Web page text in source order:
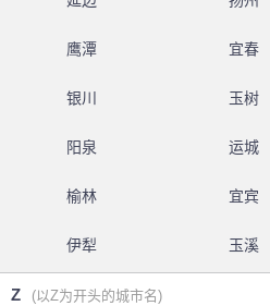
鹰潭 宜春
银川 玉树
阳泉 运城
榆林 宜宾
伊犁 玉溪
Z (以Z为开头的城市名)